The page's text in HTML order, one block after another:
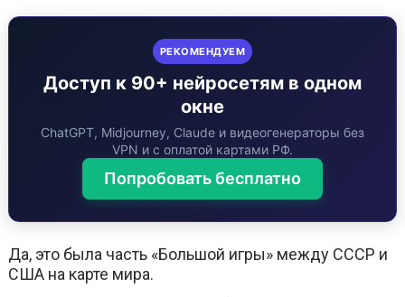
РЕКОМЕНДУЕМ
Доступ к 90+ нейросетям в одном
окне
ChatGPT, Midjourney, Claude и видеогенераторы без
VPN и с оплатой картами РФ.
Попробовать бесплатно
Да, это была часть «Большой игры» между СССР и
США на карте мира.